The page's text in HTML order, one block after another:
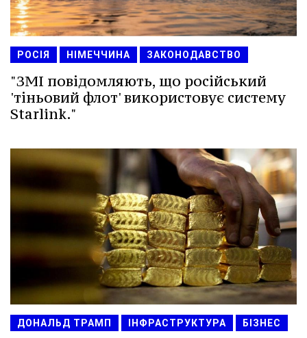
РОСІЯ НІМЕЧЧИНА ЗАКОНОДАВСТВО
"ЗМІ повідомляють, що російський
'тіньовий флот' використовує систему
Starlink."
ДОНАЛЬД ТРАМП ІНФРАСТРУКТУРА БІЗНЕС